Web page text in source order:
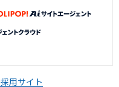
採用サイト